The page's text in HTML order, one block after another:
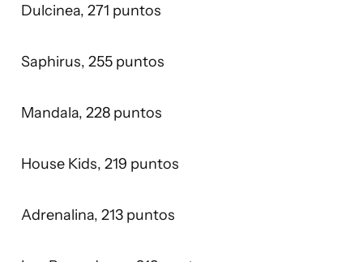
Dulcinea, 271 puntos
Saphirus, 255 puntos
Mandala, 228 puntos
House Kids, 219 puntos
Adrenalina, 213 puntos